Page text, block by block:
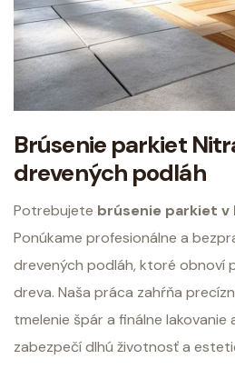
Brúsenie parkiet
drevených podláh
Potrebujete brúsenie parkiet v
Ponúkame profesionálne a
drevených podláh, ktoré obnoví
dreva. Naša práca zahŕňa
tmelenie špár a finálne lakovanie
zabezpečí dlhú životnosť a